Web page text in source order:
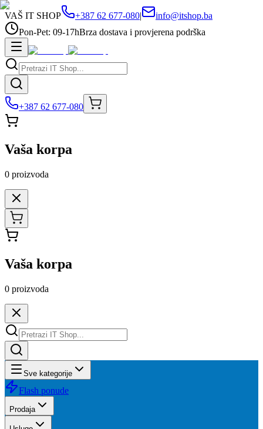
VAŠ IT SHOP +387 62 677-080|
info@itshop.ba
Pon-Pet: 09-17hBrza dostava i provjerena podrška
+387 62 677-080
Vaša korpa
0 proizvoda
Vaša korpa
0 proizvoda
Sve kategorije
Flash ponude
Prodaja